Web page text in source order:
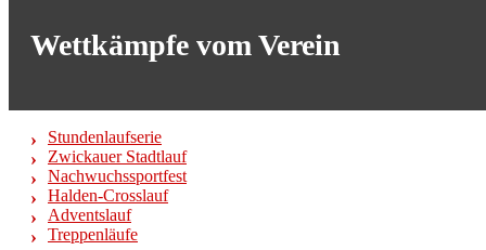
Wettkämpfe vom Verein
Stundenlaufserie
Zwickauer Stadtlauf
Nachwuchssportfest
Halden-Crosslauf
Adventslauf
Treppenläufe